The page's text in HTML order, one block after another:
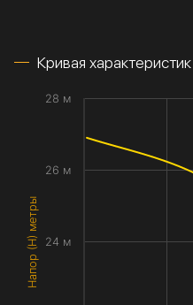
Кривая характеристик
Напор (H) метры 24 м
26 м
28 м